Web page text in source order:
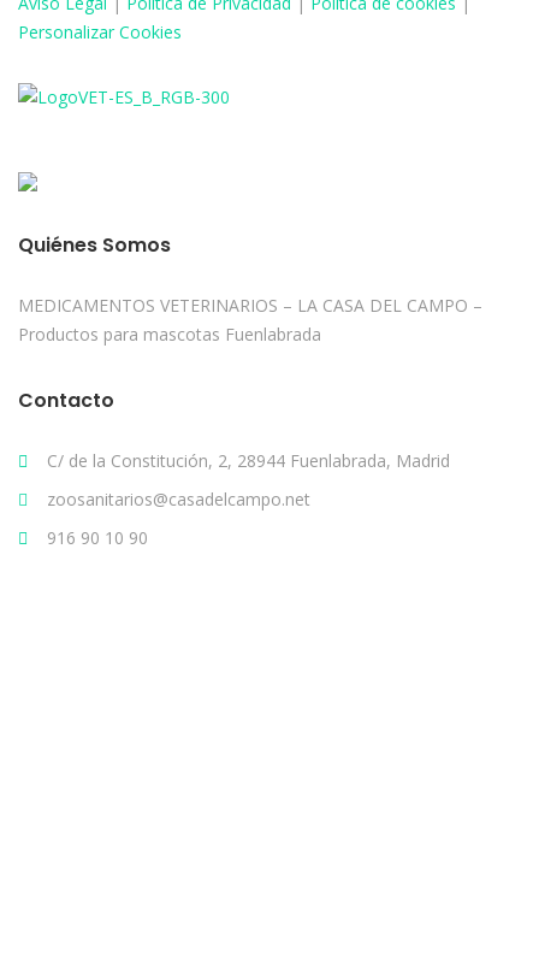
Personalizar Cookies
Quiénes Somos
MEDICAMENTOS VETERINARIOS – LA CASA DEL CAMPO –
Productos para mascotas Fuenlabrada
Contacto
C/ de la Constitución, 2, 28944 Fuenlabrada, Madrid
zoosanitarios@casadelcampo.net
916 90 10 90